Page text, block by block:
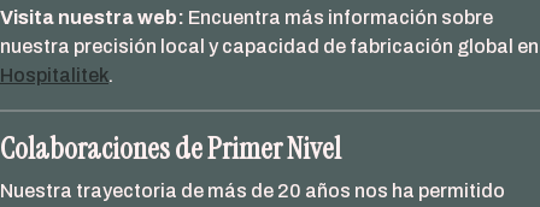
Visita nuestra web: Encuentra más información sobre
nuestra precisión local y capacidad de fabricación global en
Hospitalitek.
Colaboraciones de Primer Nivel
Nuestra trayectoria de más de 20 años nos ha permitido